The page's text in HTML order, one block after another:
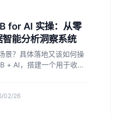
for AI 实操：从零
能分析洞察系统
景？具体落地又该如何操
+ AI，搭建一个用于收
02/26